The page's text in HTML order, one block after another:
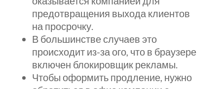
предотвращения выхода клиентов
на просрочку.
В большинстве случаев это
происходит из-за ого, что в браузере
включен блокировщик рекламы.
Чтобы оформить продление, нужно